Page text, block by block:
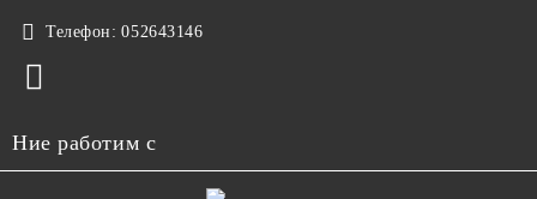
Телефон: 052643146
Ние работим с